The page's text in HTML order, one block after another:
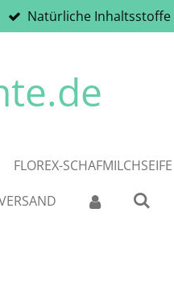
Natürliche Inhaltsstoffe
FLOREX-SCHAFMILCHSEIFE